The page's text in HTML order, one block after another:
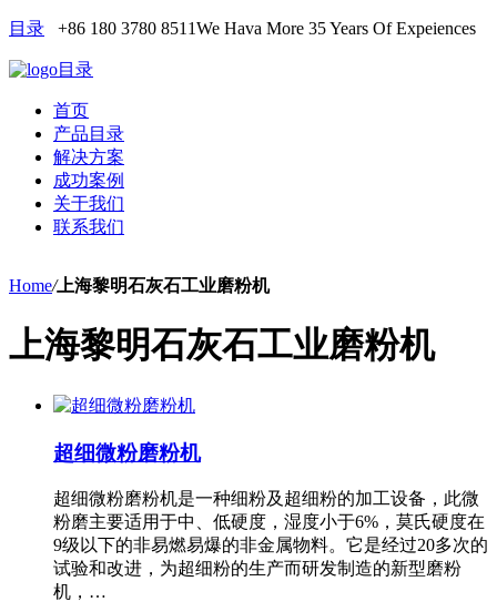
目录 +86 180 3780 8511We Hava More 35 Years Of Expeiences
目录
首页
产品目录
解决方案
成功案例
关于我们
联系我们
Home/上海黎明石灰石工业磨粉机
上海黎明石灰石工业磨粉机
超细微粉磨粉机
超细微粉磨粉机是一种细粉及超细粉的加工设备，此微
粉磨主要适用于中、低硬度，湿度小于6%，莫氏硬度在
9级以下的非易燃易爆的非金属物料。它是经过20多次的
试验和改进，为超细粉的生产而研发制造的新型磨粉
机，…